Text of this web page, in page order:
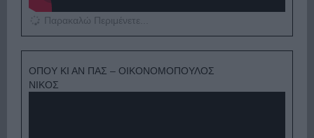
Παρακαλώ Περιμένετε...
ΟΠΟΥ ΚΙ ΑΝ ΠΑΣ – ΟΙΚΟΝΟΜΟΠΟΥΛΟΣ
ΝΙΚΟΣ